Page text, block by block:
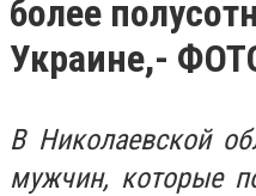
более
Украине,-
В Николаевской
мужчин, которые